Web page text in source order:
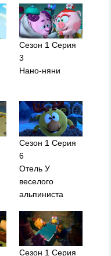
Сезон 1 Серия
3
Нано-няни
Сезон 1 Серия
6
Отель У
веселого
альпиниста
Сезон 1 Серия